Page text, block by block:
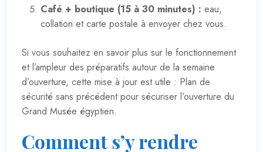
Café + boutique (15 à 30 minutes) : eau,
collation et carte postale à envoyer chez vous.
Si vous souhaitez en savoir plus sur le fonctionnement
et l’ampleur des préparatifs autour de la semaine
d’ouverture, cette mise à jour est utile : Plan de
sécurité sans précédent pour sécuriser l’ouverture du
Grand Musée égyptien.
Comment s’y rendre